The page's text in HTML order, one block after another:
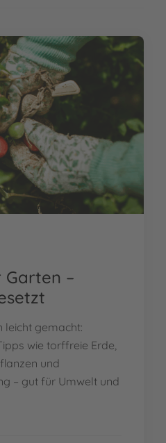
–
leicht gemacht:
wie torffreie Erde,
und
– gut für Umwelt und